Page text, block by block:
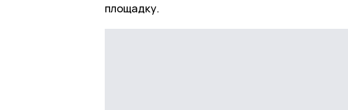
площадку.